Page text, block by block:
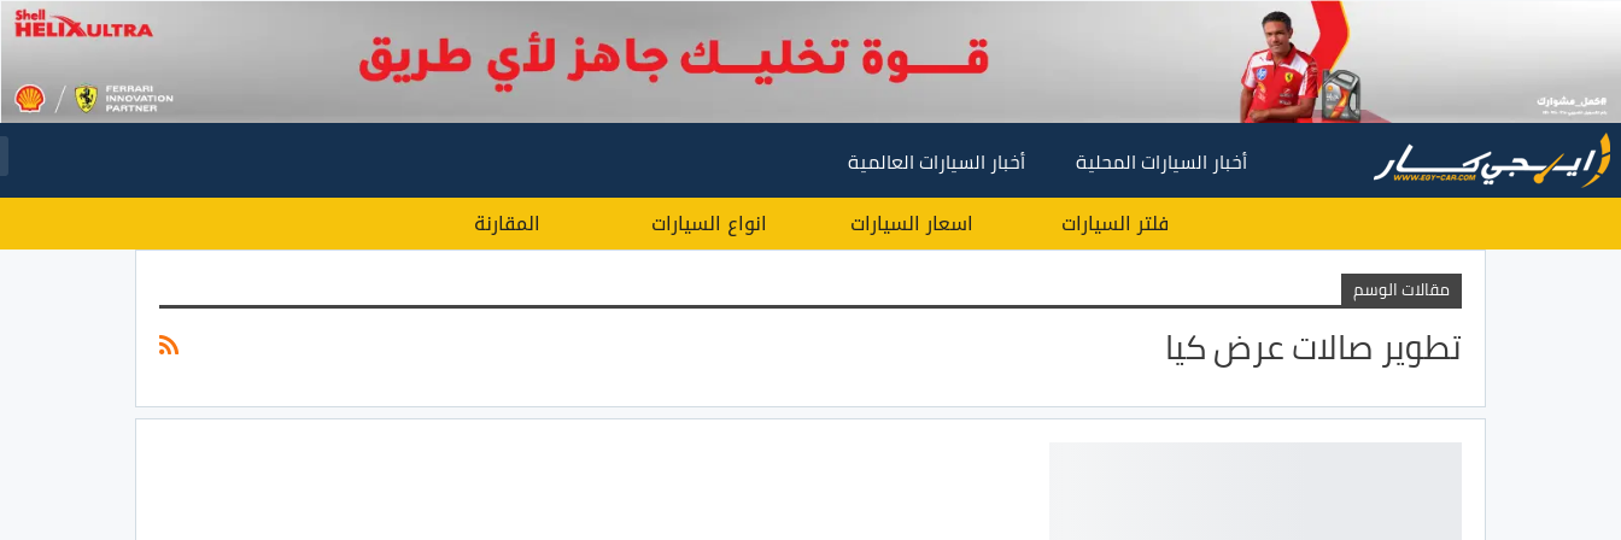
أخبار السيارات المحلية أخبار السيارات العالمية
فلتر السيارات اسعار السيارات انواع السيارات المقارنة
مقالات الوسم
تطوير صالات عرض كيا